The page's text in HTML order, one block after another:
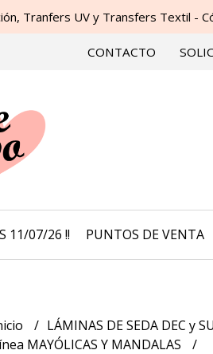
Tranfers UV y Transfers Textil -
CONTACTO
11/07/26 !! PUNTOS DE VENTA
LÁMINAS DE SEDA DEC y
MAYÓLICAS Y MANDALAS